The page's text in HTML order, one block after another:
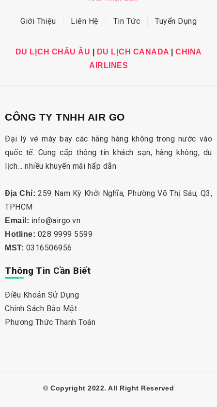
Giới Thiệu Liên Hệ Tin Tức Tuyển Dụng
DU LỊCH CHÂU ÂU DU LỊCH CANADA
CHINA
AIRLINES
CÔNG TY TNHH AIR GO
Đại lý vé máy bay các hãng hàng không trong nước vào
quốc tế. Cung cấp thông tin khách sạn, hàng không, du
lịch… nhiều khuyến mãi hấp dẫn
Địa Chỉ: 259 Nam Kỳ Khởi Nghĩa, Phường Võ Thị Sáu, Q3,
TPHCM
Email: info@airgo.vn
Hotline: 028 9999 5599
MST: 0316506956
Thông Tin Cần Biết
Điều Khoản Sử Dụng
Chính Sách Bảo Mật
Phương Thức Thanh Toán
© Copyright 2022. All Right Reserved